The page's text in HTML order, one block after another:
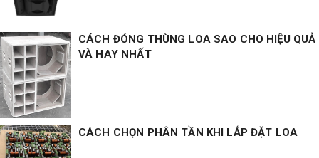
CÁCH ĐÓNG THÙNG LOA SAO CHO HIỆU QUẢ
VÀ HAY NHẤT
CÁCH CHỌN PHÂN TẦN KHI LẮP ĐẶT LOA